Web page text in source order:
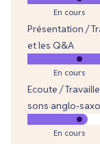
En cours
Présentation /
et les Q&A
En cours
Ecoute /
sons anglo-
En cours